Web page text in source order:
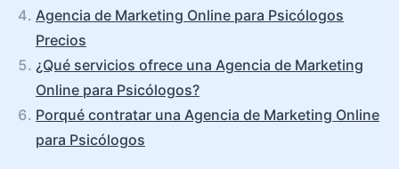
Agencia de Marketing Online para Psicólogos
Precios
¿Qué servicios ofrece una Agencia de Marketing
Online para Psicólogos?
Porqué contratar una Agencia de Marketing Online
para Psicólogos